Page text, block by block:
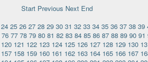
Start Previous Next End
24 25 26 27 28 29 30 31 32 33 34 35 36 37 38 39
76 77 78 79 80 81 82 83 84 85 86 87 88 89 90 91
120 121 122 123 124 125 126 127 128 129 130
157 158 159 160 161 162 163 164 165 166 167